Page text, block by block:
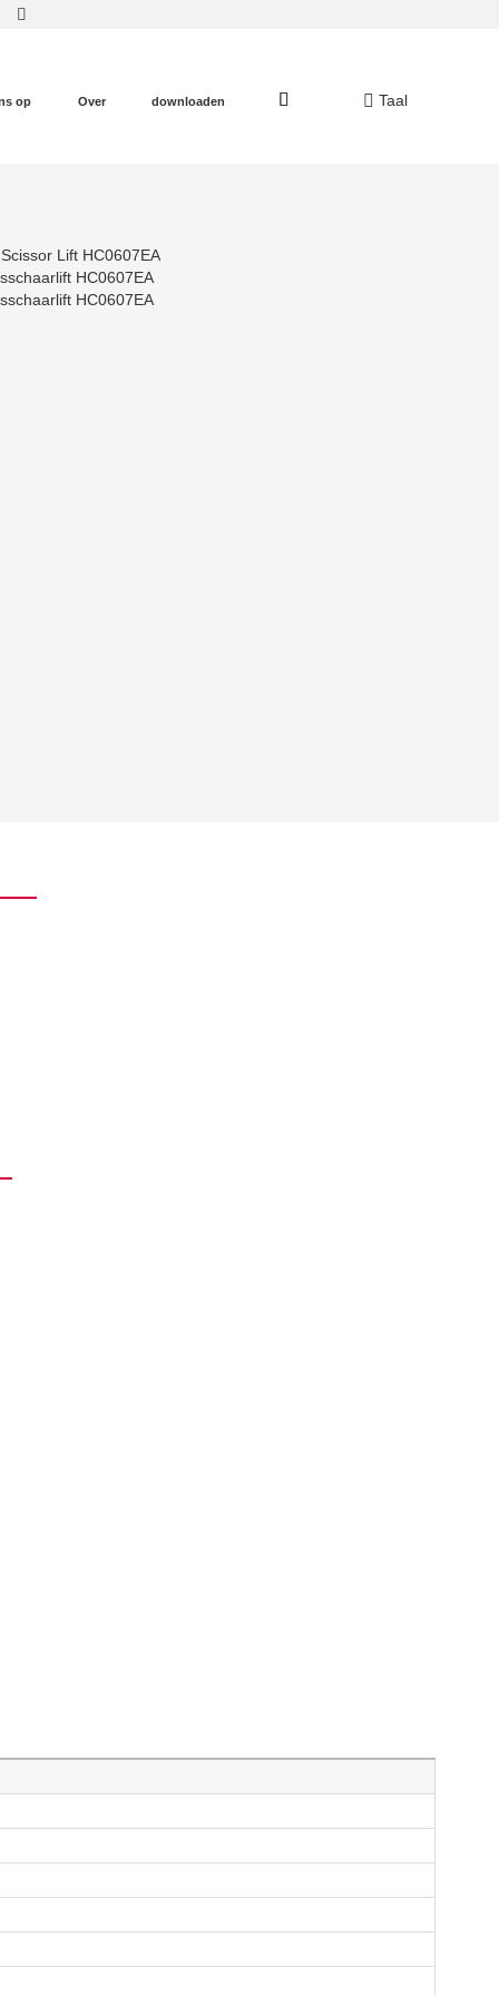
op Over downloaden Taal